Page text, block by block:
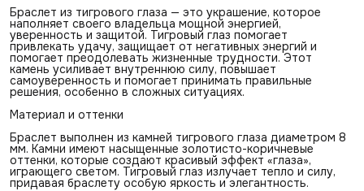
Браслет из тигрового глаза — это украшение, которое
наполняет своего владельца мощной энергией,
уверенность и защитой. Тигровый глаз помогает
привлекать удачу, защищает от негативных энергий и
помогает преодолевать жизненные трудности. Этот
камень усиливает внутреннюю силу, повышает
самоуверенность и помогает принимать правильные
решения, особенно в сложных ситуациях.
Материал и оттенки
Браслет выполнен из камней тигрового глаза диаметром 8
мм. Камни имеют насыщенные золотисто-коричневые
оттенки, которые создают красивый эффект «глаза»,
играющего светом. Тигровый глаз излучает тепло и силу,
придавая браслету особую яркость и элегантность.